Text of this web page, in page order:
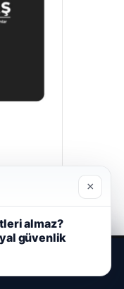
×
almaz?
güvenlik